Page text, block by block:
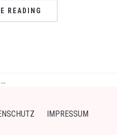
READING
IMPRESSUM